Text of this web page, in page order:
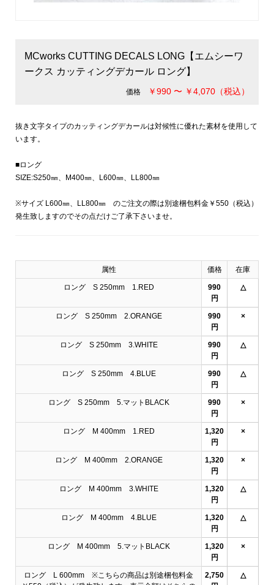
MCworks CUTTING DECALS LONG【エムシーワ
ークス カッティングデカール ロング】
価格 ￥990 〜 ￥4,070（税込）
抜き文字タイプのカッティングデカールは対候性に優れた素材を使用して
います。
■ロング
SIZE:S250㎜、M400㎜、L600㎜、LL800㎜
※サイズ L600㎜、LL800㎜ のご注文の際は別途梱包料金￥550（税込）
発生致しますのでその点だけご了承下さいませ。
属性 価格 在庫
ロング S 250mm 1.RED
990
円
△
ロング S 250mm 2.ORANGE
990
円
×
ロング S 250mm 3.WHITE
990
円
△
ロング S 250mm 4.BLUE
990
円
△
ロング S 250mm 5.マットBLACK
990
円
×
ロング M 400mm 1.RED
1,320
円
×
ロング M 400mm 2.ORANGE
1,320
円
×
ロング M 400mm 3.WHITE
1,320
円
△
ロング M 400mm 4.BLUE
1,320
円
△
ロング M 400mm 5.マットBLACK
1,320
円
×
ロング L 600mm ※こちらの商品は別途梱包料金
2,750
△